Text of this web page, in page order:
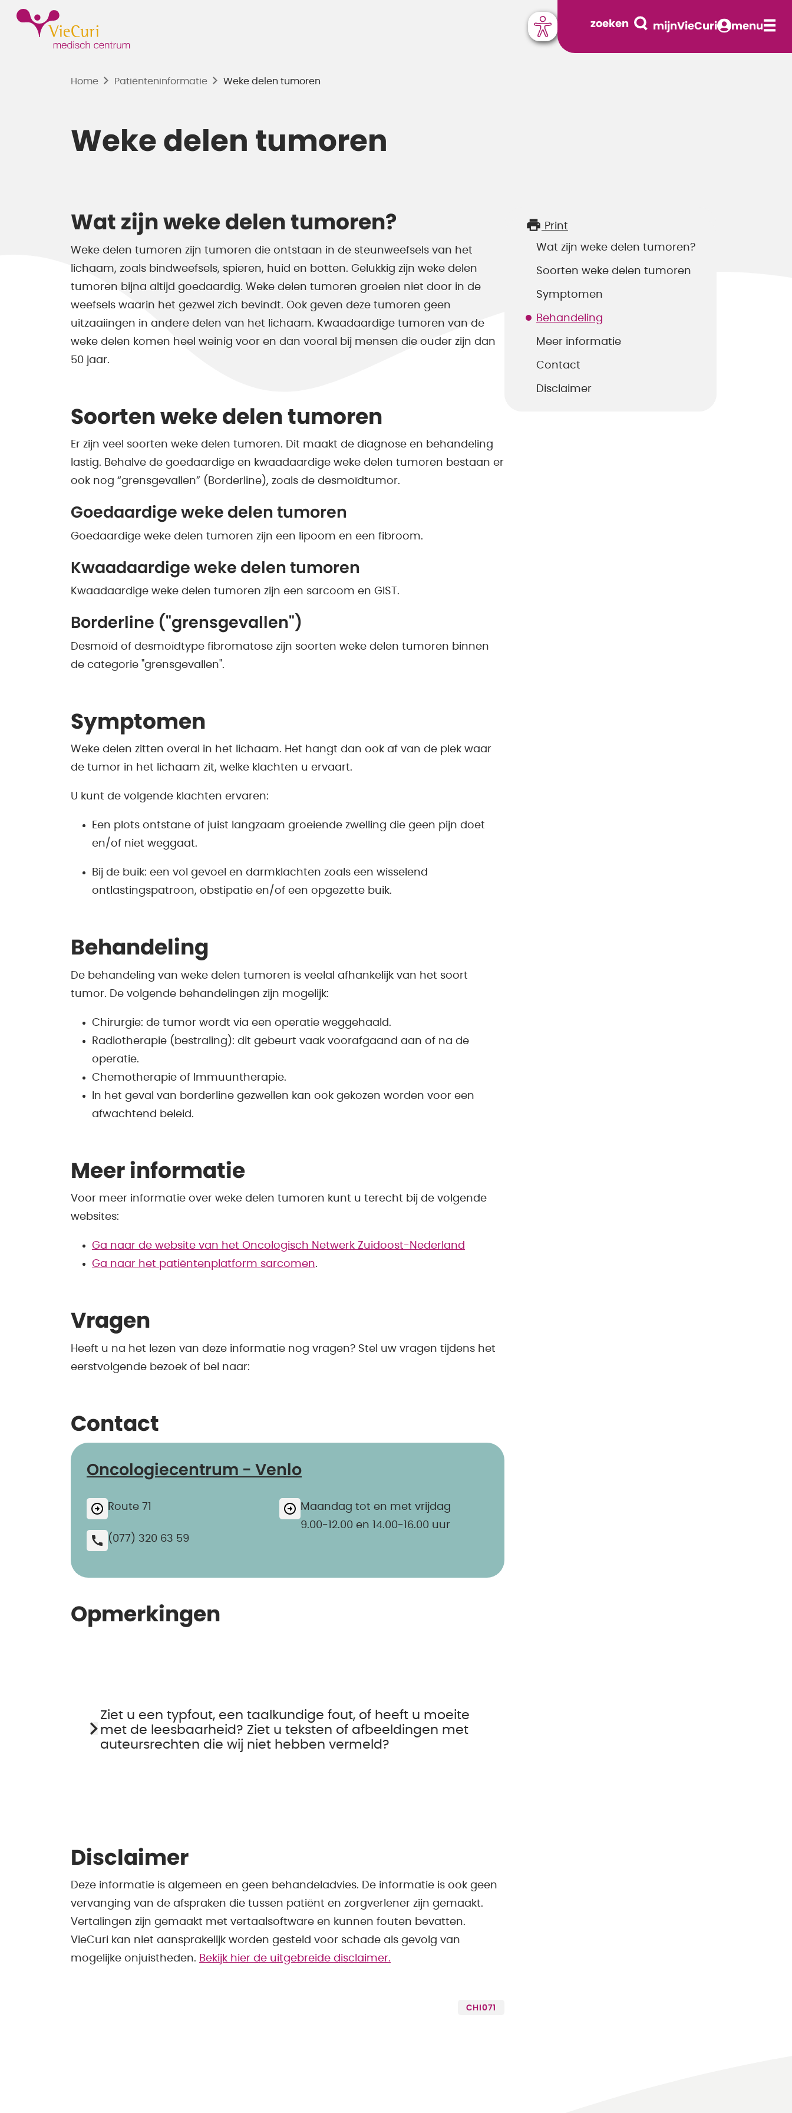
zoeken mijnVieCuri menu
Home Patiënten­informatie Weke delen tumoren
Weke delen tumoren
Wat zijn weke delen tumoren?
Weke delen tumoren zijn tumoren die ontstaan in de steunweefsels van het
lichaam, zoals bindweefsels, spieren, huid en botten. Gelukkig zijn weke delen
tumoren bijna altijd goedaardig. Weke delen tumoren groeien niet door in de
weefsels waarin het gezwel zich bevindt. Ook geven deze tumoren geen
uitzaaiingen in andere delen van het lichaam. Kwaadaardige tumoren van de
weke delen komen heel weinig voor en dan vooral bij mensen die ouder zijn dan
50 jaar.
Soorten weke delen tumoren
Er zijn veel soorten weke delen tumoren. Dit maakt de diagnose en behandeling
lastig. Behalve de goedaardige en kwaadaardige weke delen tumoren bestaan er
ook nog “grensgevallen” (Borderline), zoals de desmoïdtumor.
Goedaardige weke delen tumoren
Goedaardige weke delen tumoren zijn een lipoom en een fibroom.
Kwaadaardige weke delen tumoren
Kwaadaardige weke delen tumoren zijn een sarcoom en GIST.
Borderline ("grensgevallen")
Desmoïd of desmoïdtype fibromatose zijn soorten weke delen tumoren binnen
de categorie "grensgevallen".
Symptomen
Weke delen zitten overal in het lichaam. Het hangt dan ook af van de plek waar
de tumor in het lichaam zit, welke klachten u ervaart.
U kunt de volgende klachten ervaren:
Een plots ontstane of juist langzaam groeiende zwelling die geen pijn doet
en/of niet weggaat.
Bij de buik: een vol gevoel en darmklachten zoals een wisselend
ontlastingspatroon, obstipatie en/of een opgezette buik.
Behandeling
De behandeling van weke delen tumoren is veelal afhankelijk van het soort
tumor. De volgende behandelingen zijn mogelijk:
Chirurgie: de tumor wordt via een operatie weggehaald.
Radiotherapie (bestraling): dit gebeurt vaak voorafgaand aan of na de
operatie.
Chemotherapie of Immuuntherapie.
In het geval van borderline gezwellen kan ook gekozen worden voor een
afwachtend beleid.
Meer informatie
Voor meer informatie over weke delen tumoren kunt u terecht bij de volgende
websites:
Ga naar de website van het Oncologisch Netwerk Zuidoost-Nederland
Ga naar het patiëntenplatform sarcomen.
Vragen
Heeft u na het lezen van deze informatie nog vragen? Stel uw vragen tijdens het
eerstvolgende bezoek of bel naar:
Contact
Oncologiecentrum - Venlo
Route 71
(077) 320 63 59
Maandag tot en met vrijdag
9.00-12.00 en 14.00-16.00 uur
Opmerkingen
Ziet u een typfout, een taalkundige fout, of heeft u moeite
met de leesbaarheid? Ziet u teksten of afbeeldingen met
auteursrechten die wij niet hebben vermeld?
Disclaimer
Deze informatie is algemeen en geen behandeladvies. De informatie is ook geen
vervanging van de afspraken die tussen patiënt en zorgverlener zijn gemaakt.
Vertalingen zijn gemaakt met vertaalsoftware en kunnen fouten bevatten.
VieCuri kan niet aansprakelijk worden gesteld voor schade als gevolg van
mogelijke onjuistheden. Bekijk hier de uitgebreide disclaimer.
CHI071
Print
Wat zijn weke delen tumoren?
Soorten weke delen tumoren
Symptomen
Behandeling
Meer informatie
Contact
Disclaimer